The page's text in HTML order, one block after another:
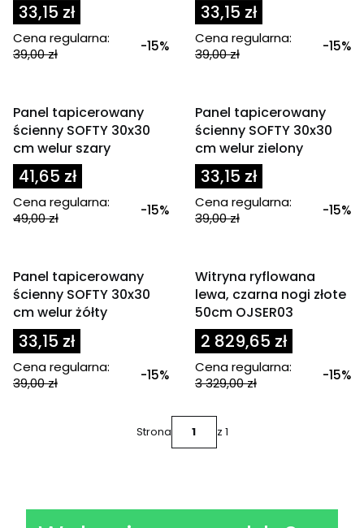
33,15 zł
Cena regularna:
39,00 zł
-15%
33,15 zł
Cena regularna:
39,00 zł
-15%
Panel tapicerowany
ścienny SOFTY 30x30
cm welur szary
41,65 zł
Cena regularna:
49,00 zł
-15%
Panel tapicerowany
ścienny SOFTY 30x30
cm welur zielony
33,15 zł
Cena regularna:
39,00 zł
-15%
Panel tapicerowany
ścienny SOFTY 30x30
cm welur żółty
33,15 zł
Cena regularna:
39,00 zł
-15%
Witryna ryflowana
lewa, czarna nogi złote
50cm OJSER03
2 829,65 zł
Cena regularna:
3 329,00 zł
-15%
Strona z 1